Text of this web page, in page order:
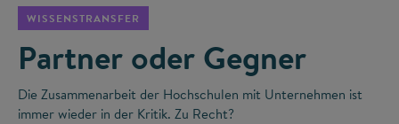
WISSENSTRANSFER
Partner oder Gegner
Die Zusammenarbeit der Hochschulen mit Unternehmen ist
immer wieder in der Kritik. Zu Recht?